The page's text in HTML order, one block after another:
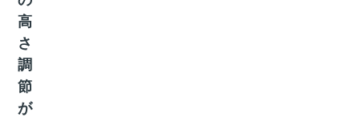
高
さ
調
節
が